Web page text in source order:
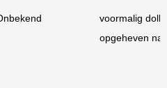
voormalig
opgeheven na